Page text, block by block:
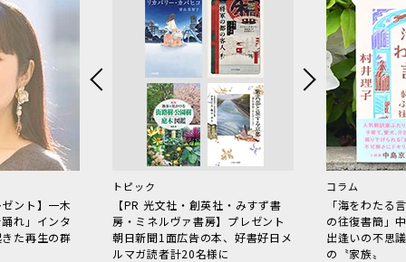
ント】一木
れ」インタ
た再生の群
トピック
【PR 光文社・創英社・みすず書
房・ミネルヴァ書房】プレゼント
朝日新聞1面広告の本、好書好日メ
ルマガ読者計20名様に
コラム
「海をわた
の往復書簡」
出逢いの不思
の〝家族〟